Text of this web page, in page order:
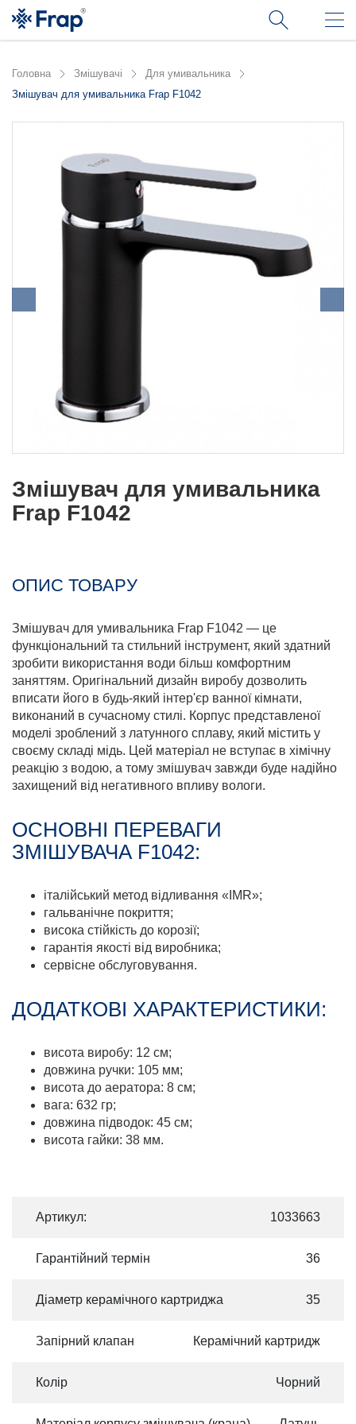
Головна Змішувачі
Для умивальника
Змішувач для умивальника Frap F1042
Змішувач для умивальника
Frap F1042
ОПИС ТОВАРУ
Змішувач для умивальника Frap F1042 — це
функціональний та стильний інструмент, який здатний
зробити використання води більш комфортним
заняттям. Оригінальний дизайн виробу дозволить
вписати його в будь-який інтер'єр ванної кімнати,
виконаний в сучасному стилі. Корпус представленої
моделі зроблений з латунного сплаву, який містить у
своєму складі мідь. Цей матеріал не вступає в хімічну
реакцію з водою, а тому змішувач завжди буде надійно
захищений від негативного впливу вологи.
ОСНОВНІ ПЕРЕВАГИ
ЗМІШУВАЧА F1042:
італійський метод відливання «IMR»;
гальванічне покриття;
висока стійкість до корозії;
гарантія якості від виробника;
сервісне обслуговування.
ДОДАТКОВІ ХАРАКТЕРИСТИКИ:
висота виробу: 12 см;
довжина ручки: 105 мм;
висота до аератора: 8 см;
вага: 632 гр;
довжина підводок: 45 см;
висота гайки: 38 мм.
Артикул: 1033663
Гарантійний термін 36
Діаметр керамічного картриджа 35
Запірний клапан Керамічний картридж
Колір Чорний